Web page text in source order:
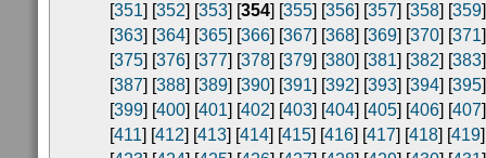
[351] [352] [353] [354] [355] [356] [357] [358] [359
[363] [364] [365] [366] [367] [368] [369] [370] [371
[375] [376] [377] [378] [379] [380] [381] [382] [383
[387] [388] [389] [390] [391] [392] [393] [394] [395
[399] [400] [401] [402] [403] [404] [405] [406] [407
[411] [412] [413] [414] [415] [416] [417] [418] [419